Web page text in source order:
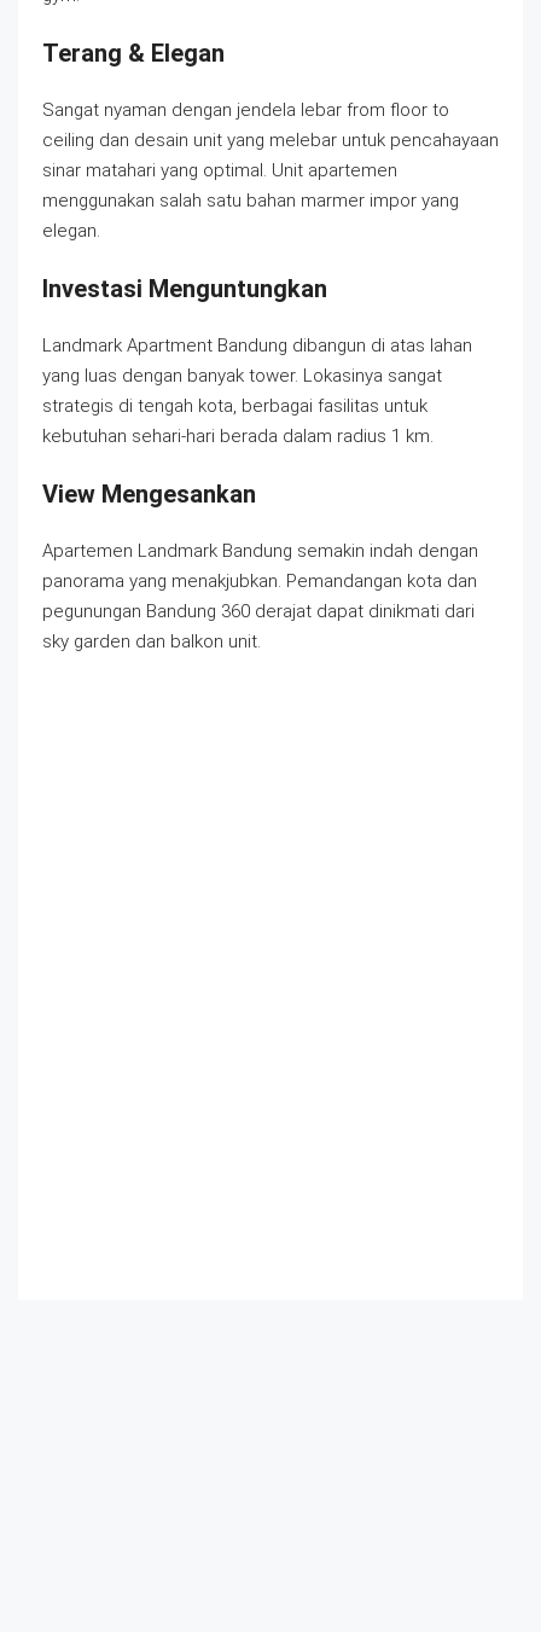
Terang & Elegan
Sangat nyaman dengan jendela lebar from floor to
ceiling dan desain unit yang melebar untuk pencahayaan
sinar matahari yang optimal. Unit apartemen
menggunakan salah satu bahan marmer impor yang
elegan.
Investasi Menguntungkan
Landmark Apartment Bandung dibangun di atas lahan
yang luas dengan banyak tower. Lokasinya sangat
strategis di tengah kota, berbagai fasilitas untuk
kebutuhan sehari-hari berada dalam radius 1 km.
View Mengesankan
Apartemen Landmark Bandung semakin indah dengan
panorama yang menakjubkan. Pemandangan kota dan
pegunungan Bandung 360 derajat dapat dinikmati dari
sky garden dan balkon unit.